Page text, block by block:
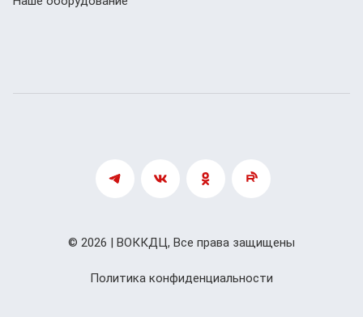
Политика конфиденциальности
© 2026 | ВОККДЦ, Все права защищены